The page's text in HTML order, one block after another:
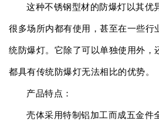
这种不锈钢型材的防爆灯以其优
很多场所内都有使用，甚至在一些行
统防爆灯。它除了可以单独使用外，
都具有传统防爆灯无法相比的优势。
产品特点：
壳体采用特制铝加工而成五金件